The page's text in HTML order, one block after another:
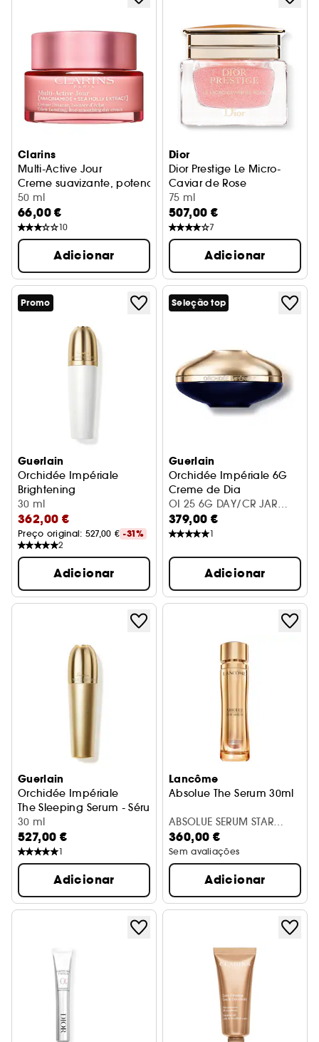
Clarins
Multi-Active Jour
Creme suavizante, potenciador da luminosidade, peles
50 ml
66,00 €
10
Adicionar
Dior
Dior Prestige Le Micro-
Caviar de Rose
Creme facial anti-idade e
75 ml
507,00 €
7
Adicionar
Promo
Guerlain
Orchidée Impériale
Brightening
O Concentrado de Brilho
30 ml
362,00 €
Preço original: 527,00 € -31%
2
Adicionar
Seleção top
Guerlain
Orchidée Impériale 6G
Creme de Dia
OI 25 6G DAY/CR JAR
50ML
379,00 €
1
Adicionar
Guerlain
Orchidée Impériale
The Sleeping Serum - Sérum de Regeneração Noturna
30 ml
527,00 €
1
Adicionar
Lancôme
Absolue The Serum 30ml
ABSOLUE SERUM STAR
LONGEVITY 30ML REFILL
360,00 €
Sem avaliações
Adicionar